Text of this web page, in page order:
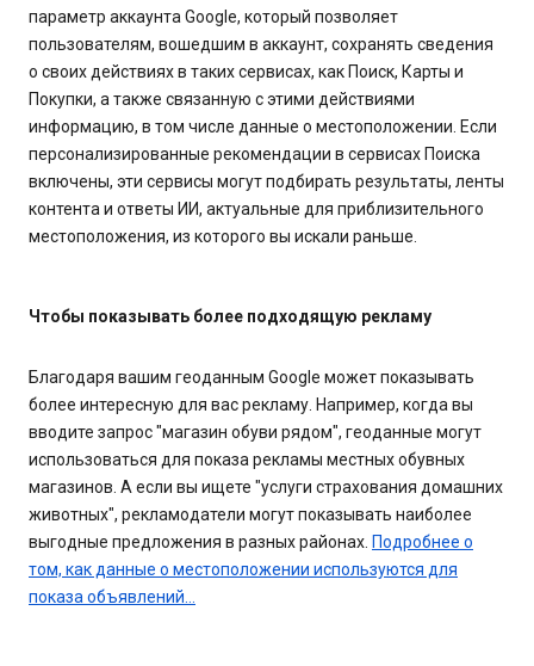
параметр аккаунта Google, который позволяет
пользователям, вошедшим в аккаунт, сохранять сведения
о своих действиях в таких сервисах, как Поиск, Карты и
Покупки, а также связанную с этими действиями
информацию, в том числе данные о местоположении. Если
персонализированные рекомендации в сервисах Поиска
включены, эти сервисы могут подбирать результаты, ленты
контента и ответы ИИ, актуальные для приблизительного
местоположения, из которого вы искали раньше.
Чтобы показывать более подходящую рекламу
Благодаря вашим геоданным Google может показывать
более интересную для вас рекламу. Например, когда вы
вводите запрос "магазин обуви рядом", геоданные могут
использоваться для показа рекламы местных обувных
магазинов. А если вы ищете "услуги страхования домашних
животных", рекламодатели могут показывать наиболее
выгодные предложения в разных районах. Подробнее о
том, как данные о местоположении используются для
показа объявлений…